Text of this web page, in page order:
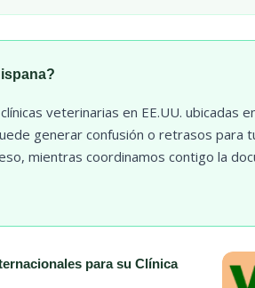
veterinarias en EE.UU. ubicadas
generar confusión o retrasos para
mientras coordinamos contigo la
para su Clínica